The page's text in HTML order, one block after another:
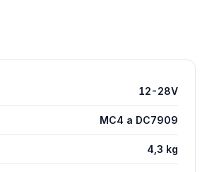
12-28V
MC4 a DC7909
4,3 kg